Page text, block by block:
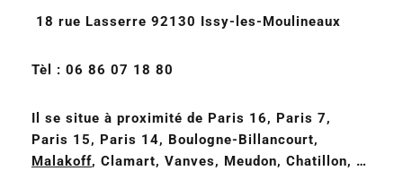
18 rue Lasserre 92130 Issy-les-Moulineaux
Tèl : 06 86 07 18 80
Il se situe à proximité de Paris 16, Paris 7,
Paris 15, Paris 14, Boulogne-Billancourt,
Malakoff, Clamart, Vanves, Meudon, Chatillon, …